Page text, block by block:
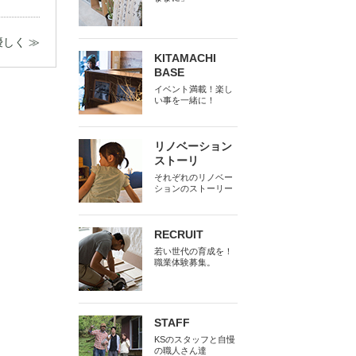
しく ≫
KITAMACHI
BASE
イベント満載！楽し
い事を一緒に！
リノベーション
ストーリ
それぞれのリノベー
ションのストーリー
RECRUIT
若い世代の育成を！
職業体験募集。
STAFF
KSのスタッフと自慢
の職人さん達